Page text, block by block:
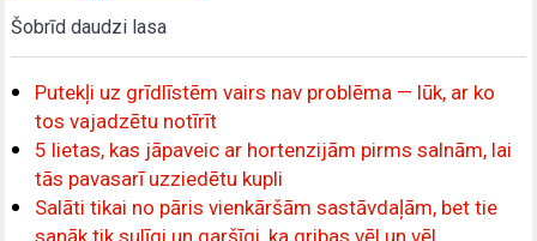
Šobrīd daudzi lasa
Putekļi uz grīdlīstēm vairs nav problēma — lūk, ar ko
tos vajadzētu notīrīt
5 lietas, kas jāpaveic ar hortenzijām pirms salnām, lai
tās pavasarī uzziedētu kupli
Salāti tikai no pāris vienkāršām sastāvdaļām, bet tie